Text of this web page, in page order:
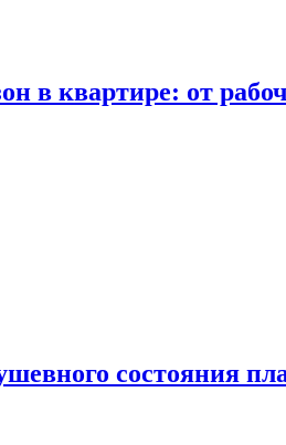
в квартире: от
состояния